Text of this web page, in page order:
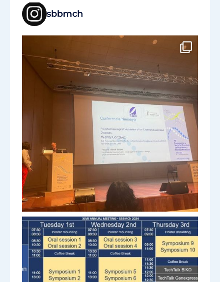
sbbmch